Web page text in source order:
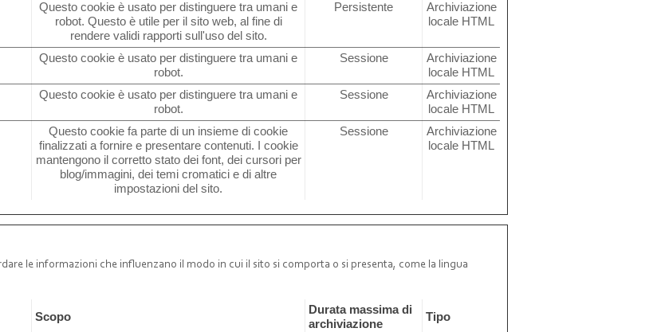
Questo cookie è usato per distinguere tra umani e
robot. Questo è utile per il sito web, al fine di
rendere validi rapporti sull'uso del sito.
Persistente
Archiviazione
locale HTML
Questo cookie è usato per distinguere tra umani e
robot.
Sessione
Archiviazione
locale HTML
Questo cookie è usato per distinguere tra umani e
robot.
Sessione
Archiviazione
locale HTML
Questo cookie fa parte di un insieme di cookie
finalizzati a fornire e presentare contenuti. I cookie
mantengono il corretto stato dei font, dei cursori per
blog/immagini, dei temi cromatici e di altre
impostazioni del sito.
Sessione
Archiviazione
locale HTML
le informazioni che influenzano il modo in cui il sito si comporta o si presenta, come la lingua
Scopo
Durata massima di
archiviazione
Tipo